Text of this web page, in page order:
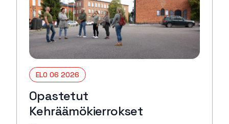
ELO 06 2026
Opastetut
Kehräämökierrokset